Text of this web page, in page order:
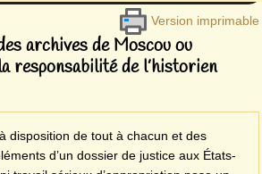
Version imprimable
archives de Moscou ou
responsabilité de l’historien
disposition de tout à chacun et des
d’un dossier de justice aux États-